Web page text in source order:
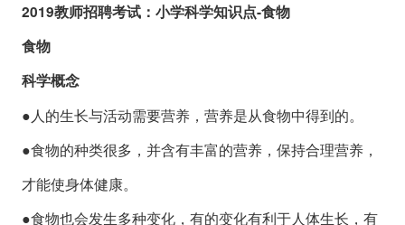
2019教师招聘考试：小学科学知识点-食物
食物
科学概念
●人的生长与活动需要营养，营养是从食物中得到的。
●食物的种类很多，并含有丰富的营养，保持合理营养，
才能使身体健康。
●食物也会发生多种变化，有的变化有利于人体生长，有